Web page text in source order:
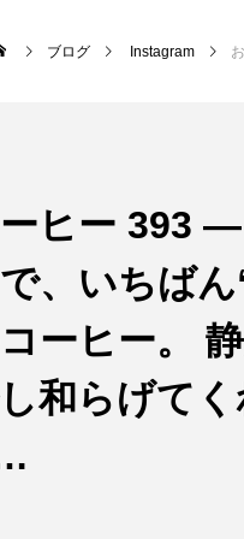
ブログ Instagram おっ
ヒー 393
、いちば
ーヒー。
和らげて